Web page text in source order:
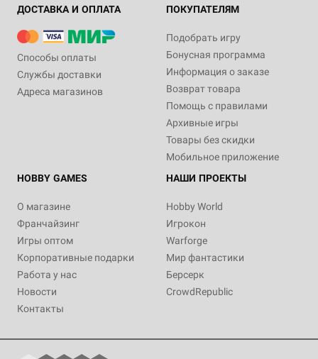
ДОСТАВКА И ОПЛАТА
Способы оплаты
Службы доставки
Адреса магазинов
ПОКУПАТЕЛЯМ
Подобрать игру
Бонусная программа
Информация о заказе
Возврат товара
Помощь с правилами
Архивные игры
Товары без скидки
Мобильное приложение
HOBBY GAMES
О магазине
Франчайзинг
Игры оптом
Корпоративные подарки
Работа у нас
Новости
Контакты
НАШИ ПРОЕКТЫ
Hobby World
Игрокон
Warforge
Мир фантастики
Берсерк
CrowdRepublic